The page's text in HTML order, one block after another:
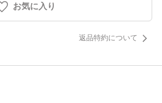
お気に入り
返品特約について